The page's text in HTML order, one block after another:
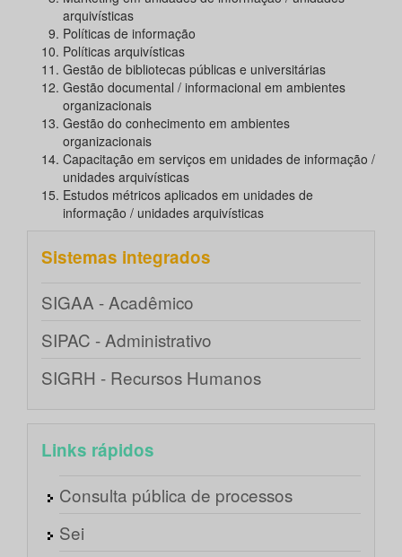
arquivísticas
Políticas de informação
Políticas arquivísticas
Gestão de bibliotecas públicas e universitárias
Gestão documental / informacional em ambientes
organizacionais
Gestão do conhecimento em ambientes
organizacionais
Capacitação em serviços em unidades de informação /
unidades arquivísticas
Estudos métricos aplicados em unidades de
informação / unidades arquivísticas
Sistemas integrados
SIGAA - Acadêmico
SIPAC - Administrativo
SIGRH - Recursos Humanos
Links rápidos
Consulta pública de processos
Sei